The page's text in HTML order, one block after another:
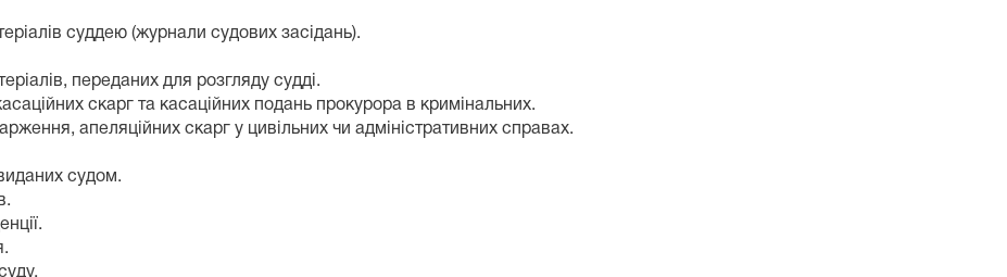
суддею (журнали судових засідань).
переданих для розгляду судді.
скарг та касаційних подань прокурора в кримінальних.
апеляційних скарг у цивільних чи адміністративних справах.
судом.